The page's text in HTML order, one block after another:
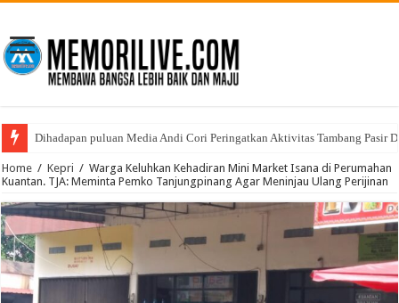
Dihadapan puluan Media Andi Cori Peringatkan Aktivitas Tambang Pasir
Home / Kepri / Warga Keluhkan Kehadiran Mini Market Isana di Perumahan
Kuantan. TJA: Meminta Pemko Tanjungpinang Agar Meninjau Ulang Perijinan